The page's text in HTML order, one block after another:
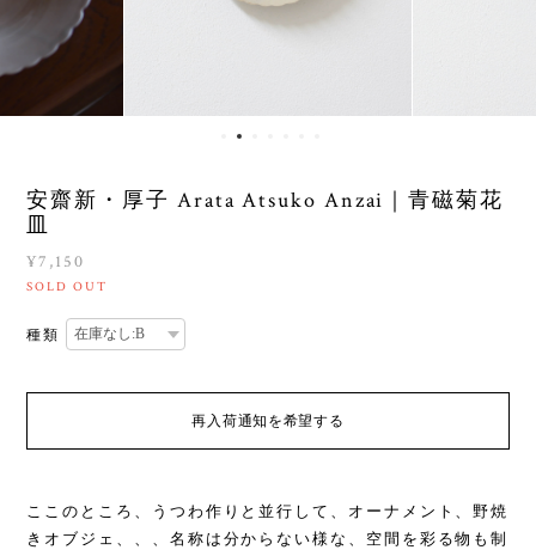
安齋新・厚子 Arata Atsuko Anzai｜青磁菊花
皿
¥7,150
SOLD OUT
種類
再入荷通知を希望する
ここのところ、うつわ作りと並行して、オーナメント、野焼
きオブジェ、、、名称は分からない様な、空間を彩る物も制